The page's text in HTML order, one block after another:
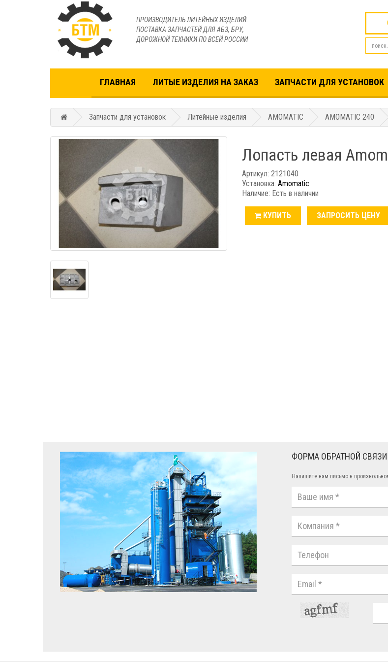
ПРОИЗВОДИТЕЛЬ ЛИТЕЙНЫХ ИЗДЕЛИЙ.
ПОСТАВКА ЗАПЧАСТЕЙ ДЛЯ АБЗ, БРУ,
ДОРОЖНОЙ ТЕХНИКИ ПО ВСЕЙ РОССИИ
ГЛАВНАЯ ЛИТЫЕ ИЗДЕЛИЯ НА ЗАКАЗ ЗАПЧАСТИ ДЛЯ УСТАНОВОК
Запчасти для установок Литейные изделия AMOMATIC AMOMATIC 240
Лопасть левая
Артикул: 2121040
Установка: Amomatic
Наличие: Есть в наличии
КУПИТЬ ЗАПРОСИТЬ ЦЕНУ
ФОРМА ОБРАТНОЙ СВЯЗИ
Напишите нам письмо в